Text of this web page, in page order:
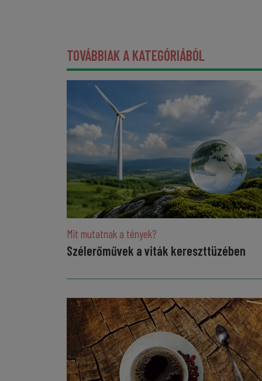
TOVÁBBIAK A KATEGÓRIÁBÓL
Mit mutatnak a tények?
Szélerőművek a viták kereszttüzében